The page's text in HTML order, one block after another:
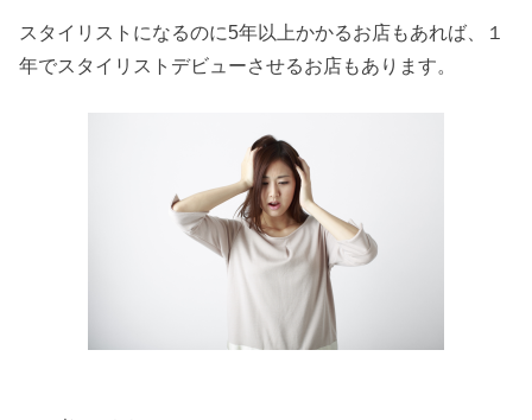
スタイリストになるのに5年以上かかるお店もあれば、１
年でスタイリストデビューさせるお店もあります。